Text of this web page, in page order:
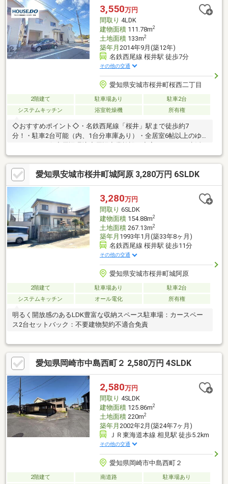
くら保育園まで徒歩5分(約400m)・碧海信用金庫 桜井支店まで徒
歩7分(約500m)・桜井郵便局まで徒歩5分(約400m)
3,550万円
間取り 4LDK
建物面積111.78m2
土地面積133m2
築年月 2014年9月(築12年)
名鉄西尾線 桜井駅 徒歩7分
その他の交通
愛知県安城市桜井町桜西二丁目
2階建て 駐車場あり
駐車2台
システムキッチン
浴室乾燥機 所有権
◇おすすめポイント◇・名鉄西尾線「桜井」駅まで徒歩約7
分！・駐車2台可能（内、1台分車庫あり）・全居室6帖以上のゆ
とりの4LDK☆◇周辺環境◇周辺商業施設が充実しており、生活
に便利な立地♪・アピタ安城南店まで徒歩9分(約650m)・ローソン
まで徒歩2分(約160m)・ウエルシアまで徒歩4分(約280m)・ファッ
ションセンターしまむら桜井店まで徒歩10分(約750m)・桜井郵便
局まで徒歩11分(約850m)・碧海信用金庫まで徒歩11分(約850m)・
桜井小学校まで徒歩18分(約1400m)・桜井中学校まで徒歩12分(約
900m)
愛知県安城市桜井町城阿原 3,280万円 6SLDK
3,280万円
間取り 6SLDK
建物面積154.88m2
土地面積267.13m2
築年月 1993年1月(築33年8ヶ月)
名鉄西尾線 桜井駅 徒歩11分
その他の交通
愛知県安城市桜井町城阿原
2階建て 駐車場あり
駐車2台
システムキッチン
オール電化 所有権
明るく開放感のあるLDK豊富な収納スペース駐車場：カースペー
ス2台セットバック：不要建物契約不適合免責
愛知県岡崎市中島西町２ 2,580万円 4SLDK
2,580万円
間取り 4SLDK
建物面積125.86m2
土地面積220m2
築年月 2002年2月(築24年7ヶ月)
ＪＲ東海道本線 相見駅 徒歩5.2km
その他の交通
愛知県岡崎市中島西町２
2階建て 南道路
駐車場あり